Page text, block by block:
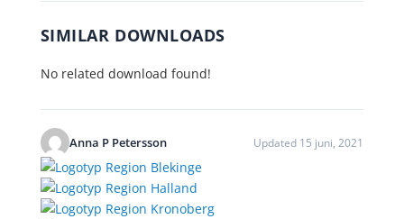
SIMILAR DOWNLOADS
No related download found!
Anna P Petersson Updated 15 juni, 2021